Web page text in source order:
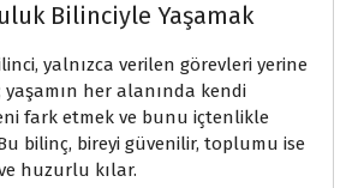
Bilinciyle Yaşamak
yalnızca verilen görevleri yerine
yaşamın her alanında kendi
fark etmek ve bunu içtenlikle
bilinç, bireyi güvenilir, toplumu ise
huzurlu kılar.